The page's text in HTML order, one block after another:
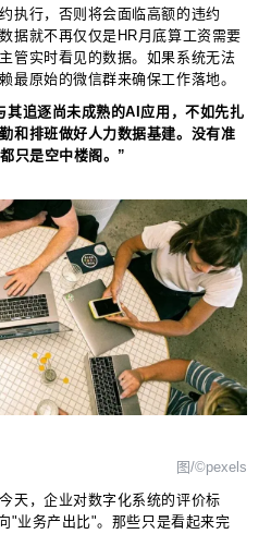
执行，否则将会面临高额的违约
据就不再仅仅是HR月底算工资需要
管实时看见的数据。如果系统无法
最原始的微信群来确保工作落地。
其追逐尚未成熟的AI应用，不如先扎
和排班做好人力数据基建。没有准
只是空中楼阁。”
图/©pexels
天，企业对数字化系统的评价标
"业务产出比"。那些只是看起来完